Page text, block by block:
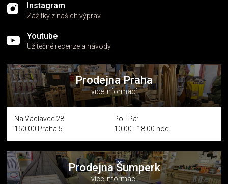
Instagram
Zážitky z našich výprav
Youtube
Užitečné recenze a návody
Prodejna Praha
více informací
Na Václavce 28
150 00 Praha 5
Po - Pá:
10:00 - 18:00 hod.
Prodejna Šumperk
více informací